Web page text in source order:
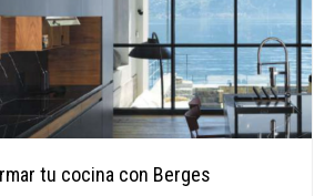
tu cocina con Berges